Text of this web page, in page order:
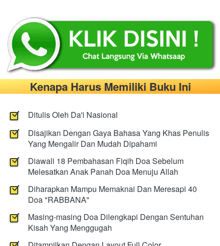
Kenapa Harus Memiliki Buku Ini
Ditulis Oleh Da'i Nasional
Disajikan Dengan Gaya Bahasa Yang Khas Penulis
Yang Mengalir Dan Mudah Dipahami
Diawali 18 Pembahasan Fiqih Doa Sebelum
Melesatkan Anak Panah Doa Menuju Allah
Diharapkan Mampu Memaknai Dan Meresapi 40
Doa "RABBANA"
Masing-masing Doa Dilengkapi Dengan Sentuhan
Kisah Yang Menggugah